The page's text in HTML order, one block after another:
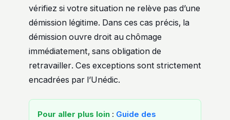
vérifiez si votre situation ne relève pas d’une
démission légitime. Dans ces cas précis, la
démission ouvre droit au chômage
immédiatement, sans obligation de
retravailler. Ces exceptions sont strictement
encadrées par l’Unédic.
Pour aller plus loin : Guide des